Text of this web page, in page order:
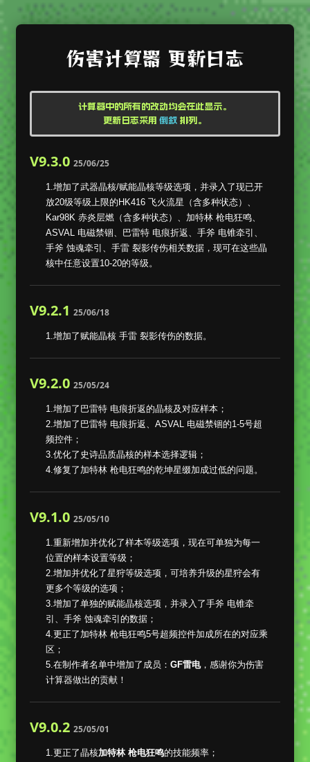
伤害计算器 更新日志
计算器中的所有的改动均会在此显示。
更新日志采用倒叙 排列。
V9.3.0 25/06/25
1.增加了武器晶核/赋能晶核等级选项，并录入了现已开
放20级等级上限的HK416 飞火流星（含多种状态）、
Kar98K 赤炎层燃（含多种状态）、加特林 枪电狂鸣、
ASVAL 电磁禁锢、巴雷特 电痕折返、手斧 电锥牵引、
手斧 蚀魂牵引、手雷 裂影传伤相关数据，现可在这些晶
核中任意设置10-20的等级。
V9.2.1 25/06/18
1.增加了赋能晶核 手雷 裂影传伤的数据。
V9.2.0 25/05/24
1.增加了巴雷特 电痕折返的晶核及对应样本；
2.增加了巴雷特 电痕折返、ASVAL 电磁禁锢的1-5号超
频控件；
3.优化了史诗品质晶核的样本选择逻辑；
4.修复了加特林 枪电狂鸣的乾坤星缀加成过低的问题。
V9.1.0 25/05/10
1.重新增加并优化了样本等级选项，现在可单独为每一
位置的样本设置等级；
2.增加并优化了星狩等级选项，可培养升级的星狩会有
更多个等级的选项；
3.增加了单独的赋能晶核选项，并录入了手斧 电锥牵
引、手斧 蚀魂牵引的数据；
4.更正了加特林 枪电狂鸣5号超频控件加成所在的对应乘
区；
5.在制作者名单中增加了成员： GF雷电，感谢你为伤害
计算器做出的贡献！
V9.0.2 25/05/01
1.更正了晶核加特林 枪电狂鸣的技能频率；